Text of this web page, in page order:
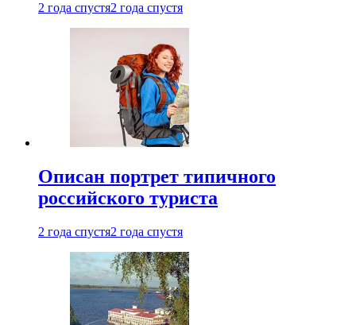
2 года спустя2 года спустя
Описан портрет типичного
российского туриста
2 года спустя2 года спустя